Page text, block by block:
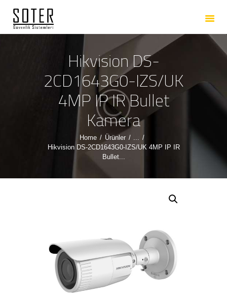
Hikvision DS-
2CD1643G0-IZS/UK
4MP IP IR Bullet
Kamera
Home Ürünler
...
Hikvision DS-2CD1643G0-IZS/UK 4MP IP IR
Bullet...
ANASAYFA
HAKKIMIZDA
HIZMETLERIMIZ
ÜRÜNLERIMIZ
REFERANSLARIMIZ
İLETIŞIM